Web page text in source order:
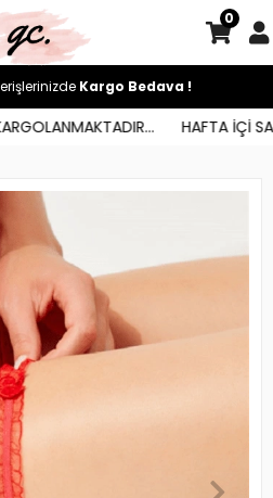
HAFTA İÇİ
0
Kargo Bedava !